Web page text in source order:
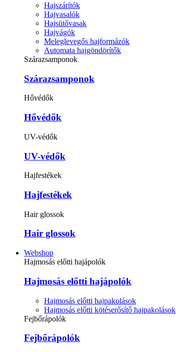
Hajszárítók
Hajvasalók
Hajsütővasak
Hajvágók
Meleglevegős hajformázók
Automata hajgöndörítők
Szárazsamponok
Szárazsamponok
Hővédők
Hővédők
UV-védők
UV-védők
Hajfestékek
Hajfestékek
Hair glossok
Hair glossok
Webshop
Hajmosás előtti hajápolók
Hajmosás előtti hajápolók
Hajmosás előtti hajpakolások
Hajmosás előtti kötéserősítő hajpakolások
Fejbőrápolók
Fejbőrápolók